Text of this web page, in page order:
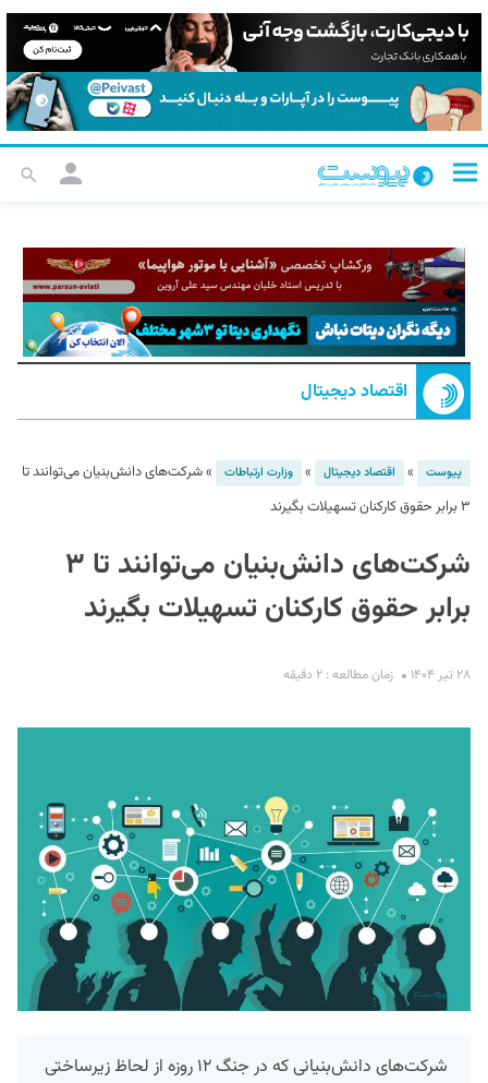
اقتصاد دیجیتال
پیوست » اقتصاد دیجیتال » وزارت ارتباطات »شرکت‌های دانش‌بنیان می‌توانند تا
۳ برابر حقوق کارکنان تسهیلات بگیرند
شرکت‌های دانش‌بنیان می‌توانند تا ۳
برابر حقوق کارکنان تسهیلات بگیرند
۲۸ تیر ۱۴۰۴ زمان مطالعه : ۲ دقیقه
شرکت‌های دانش‌بنیانی که در جنگ ۱۲ روزه از لحاظ زیرساختی